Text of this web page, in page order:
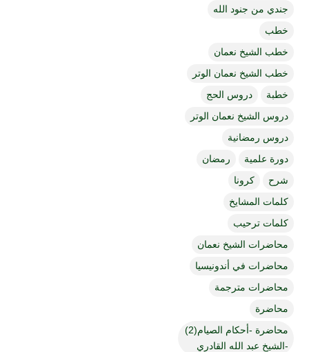
جندي من جنود الله
خطب
خطب الشيخ نعمان
خطب الشيخ نعمان الوتر
خطبة
دروس الحج
دروس الشيخ نعمان الوتر
دروس رمضانية
دورة علمية
رمضان
شرح
كرونا
كلمات المشايخ
كلمات ترحيب
محاضرات الشيخ نعمان
محاضرات في أندونيسيا
محاضرات مترجمة
محاضرة
محاضرة -أحكام الصيام(2)
-الشيخ عبد الله القادري